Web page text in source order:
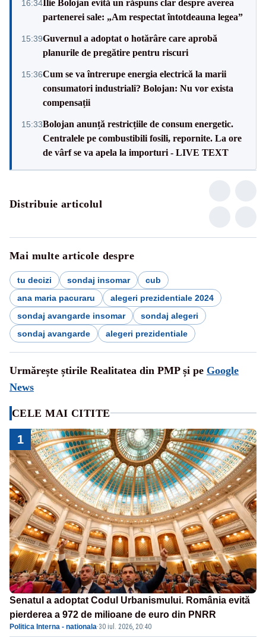
16:34 Ilie Bolojan evită un răspuns clar despre averea
partenerei sale: „Am respectat întotdeauna legea”
15:39Guvernul a adoptat o hotărâre care aprobă
planurile de pregătire pentru riscuri
15:36Cum se va întrerupe energia electrică la marii
consumatori industriali? Bolojan: Nu vor exista
compensații
15:33Bolojan anunță restricțiile de consum energetic.
Centralele pe combustibili fosili, repornite. La ore
de vârf se va apela la importuri - LIVE TEXT
Distribuie articolul
Mai multe articole despre
tu decizi sondaj insomar
cub
ana maria pacuraru
alegeri prezidentiale 2024
sondaj avangarde insomar
sondaj alegeri
sondaj avangarde
alegeri prezidentiale
Urmărește știrile Realitatea din PMP și pe Google
News
CELE MAI CITITE
1
Senatul a adoptat Codul Urbanismului. România evită
pierderea a 972 de milioane de euro din PNRR
Politica Interna - nationala·30 iul. 2026, 20:40